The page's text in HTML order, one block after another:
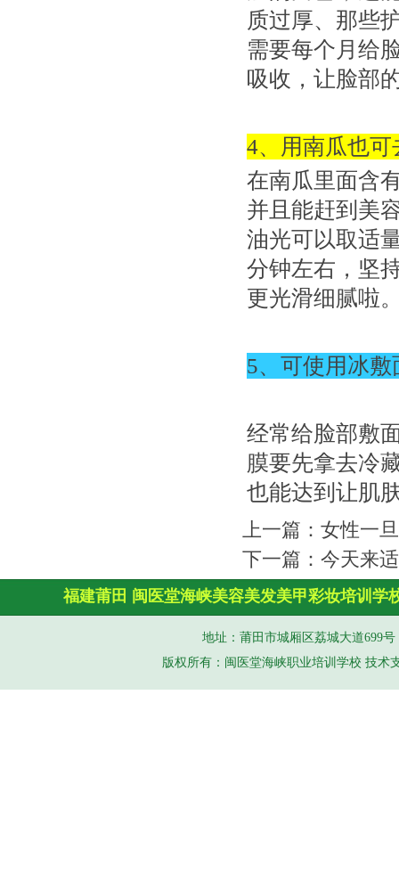
质过厚、那些
需要每个月给
吸收，让脸部
4、用南瓜也可
在南瓜里面含
并且能赶到美
油光可以取适
分钟左右，坚
更光滑细腻啦
5、可使用冰敷
经常给脸部敷
膜要先拿去冷
也能达到让肌
上一篇： 女性一
下一篇： 今天来
地址：莆田市城厢区荔城大道699
版权所有：闽医堂海峡职业培训学校 技术
福建莆田 闽医堂海峡美容美发美甲彩妆培训学